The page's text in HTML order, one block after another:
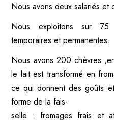
Nous avons deux salariés et
Nous exploitons sur
temporaires et permanentes.
Nous avons 200 chèvres
le lait est transformé en
ce qui donnent des goûts
forme de la fais-
selle : fromages frais et